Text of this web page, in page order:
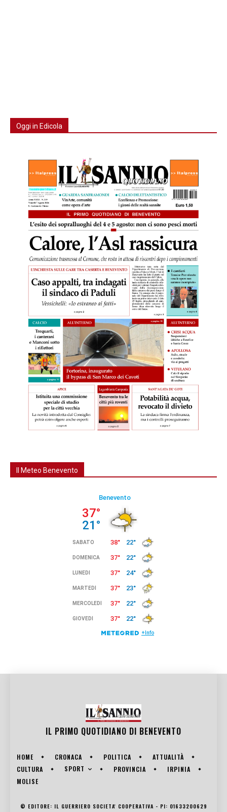
Oggi in Edicola
Il Meteo Benevento
IL PRIMO QUOTIDIANO DI BENEVENTO
HOME CRONACA POLITICA
ATTUALITÀ
CULTURA
SPORT PROVINCIA
IRPINIA
MOLISE
© EDITORE: IL GUERRIERO SOCIETA' COOPERATIVA - PI: 01633200629